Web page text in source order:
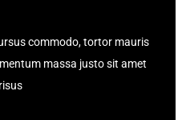
commodo, tortor mauris
massa justo sit amet
risus